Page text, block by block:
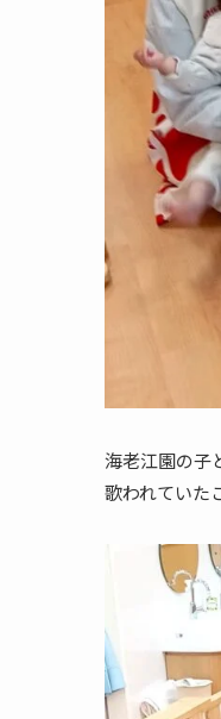
海老江園の子
歌われていた